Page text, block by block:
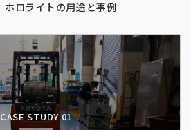
ホロライトの用途と事例
CASE STUDY 01